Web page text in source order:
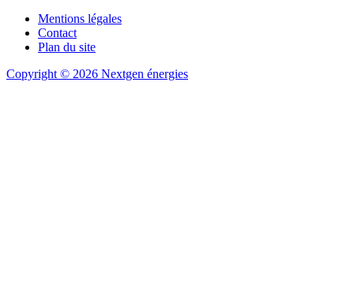
Mentions légales
Contact
Plan du site
Copyright © 2026 Nextgen énergies